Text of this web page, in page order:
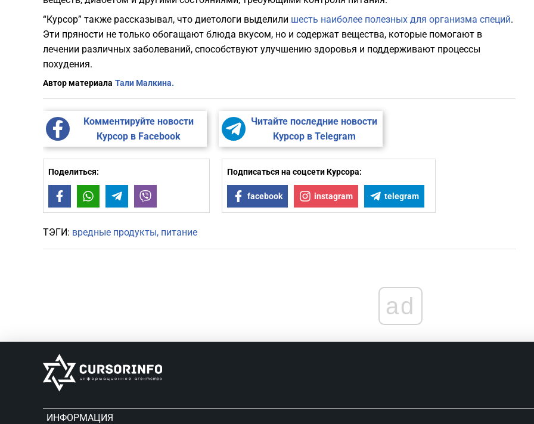
“Курсор” также рассказывал, что диетологи выделили шесть наиболее полезных для организма специй.
Эти пряности не только обогащают блюда вкусом, но и содержат вещества, которые помогают в
лечении различных заболеваний, способствуют улучшению здоровья и поддерживают процессы
похудения.
Автор материала Тали Малкина.
Комментируйте новости
Курсор в Facebook
Читайте последние новости
Курсор в Telegram
Поделиться:
FacebookWhatsAppTelegram
Подписаться на соцсети Курсора:
facebook instagram telegram
ТЭГИ: вредные продукты питание
ad
ИНФОРМАЦИЯ